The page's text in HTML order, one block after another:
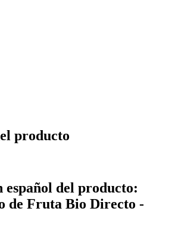
producto
español del producto:
de Fruta Bio Directo -